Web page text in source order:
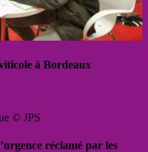
à Bordeaux
© JPS
réclamé par les